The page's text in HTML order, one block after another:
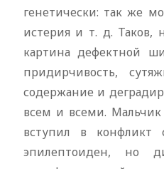
генетически: так же
истерия и т. д. Таков,
картина дефектной
придирчивость,
содержание и
всем и всеми. Мальчик
вступил в конфликт
эпилептоиден, но